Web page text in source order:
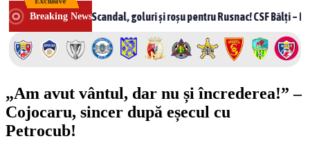
Skip
to
content
Breaking News
Scandal, goluri și roșu pentru Rusnac! CSF Bălți – Milsami 2-1,
„Am avut vântul, dar nu și încrederea!” –
Cojocaru, sincer după eșecul cu
Petrocub!